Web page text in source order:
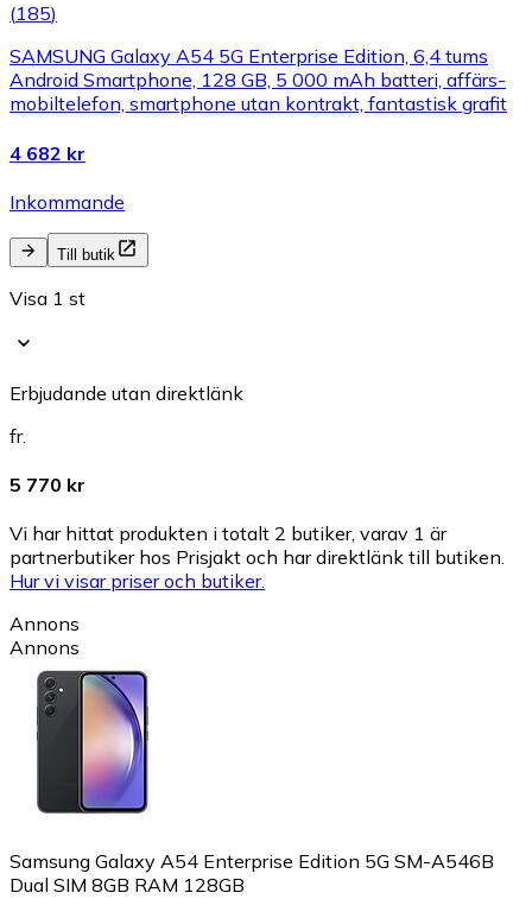
(185)
SAMSUNG Galaxy A54 5G Enterprise Edition, 6,4 tums
Android Smartphone, 128 GB, 5 000 mAh batteri, affärs-
mobiltelefon, smartphone utan kontrakt, fantastisk grafit
4 682 kr
Inkommande
Till butik
Visa 1 st
Erbjudande utan direktlänk
fr.
5 770 kr
Vi har hittat produkten i totalt 2 butiker, varav 1 är
partnerbutiker hos Prisjakt och har direktlänk till butiken.
Hur vi visar priser och butiker.
Annons
Annons
Samsung Galaxy A54 Enterprise Edition 5G SM-A546B
Dual SIM 8GB RAM 128GB